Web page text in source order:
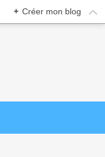
+ Créer mon blog